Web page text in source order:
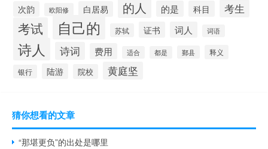
次韵 欧阳修 白居易 的人 的是 科目 考生
考试 自己的 苏轼 证书 词人 词语
诗人 诗词 费用 适合 都是 鄞县 释义
银行 陆游 院校 黄庭坚
猜你想看的文章
“那堪更负”的出处是哪里